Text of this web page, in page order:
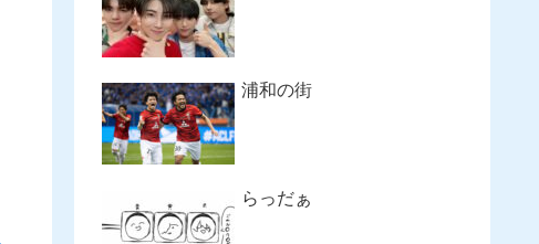
浦和の街
らっだぁ